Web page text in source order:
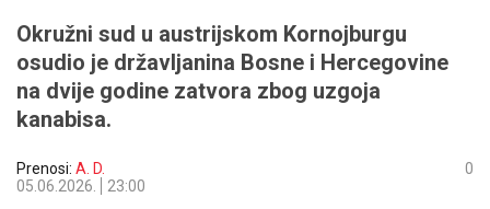
Okružni sud u austrijskom Kornojburgu
osudio je državljanina Bosne i Hercegovine
na dvije godine zatvora zbog uzgoja
kanabisa.
Prenosi: A. D.
05.06.2026.
23:00
0